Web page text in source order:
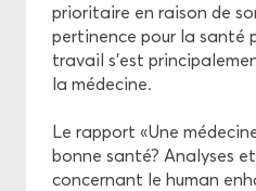
prio­ri­taire en rai­son de
per­ti­nence pour la santé
tra­vail s’est
la mé­de­cine.
Le rap­port «Une
bonne santé? Ana­lyses
concer­nant le human